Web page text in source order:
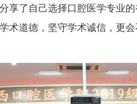
了自己选择口腔医学专业的
术道德，坚守学术诚信，更